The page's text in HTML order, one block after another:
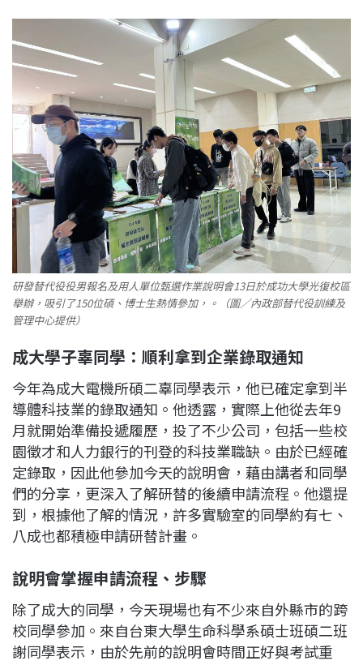
研發替代役役男報名及用人單位甄選作業說明會13日於成功大學光復校區
舉辦，吸引了150位碩、博士生熱情參加，。（圖／內政部替代役訓練及
管理中心提供）
成大學子辜同學：順利拿到企業錄取通知
今年為成大電機所碩二辜同學表示，他已確定拿到半
導體科技業的錄取通知。他透露，實際上他從去年9
月就開始準備投遞履歷，投了不少公司，包括一些校
園徵才和人力銀行的刊登的科技業職缺。由於已經確
定錄取，因此他參加今天的說明會，藉由講者和同學
們的分享，更深入了解研替的後續申請流程。他還提
到，根據他了解的情況，許多實驗室的同學約有七、
八成也都積極申請研替計畫。
說明會掌握申請流程、步驟
除了成大的同學，今天現場也有不少來自外縣市的跨
校同學參加。來自台東大學生命科學系碩士班碩二班
謝同學表示，由於先前的說明會時間正好與考試重